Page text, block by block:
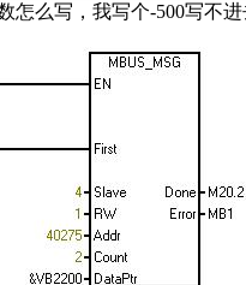
怎么写，我写个-500写不